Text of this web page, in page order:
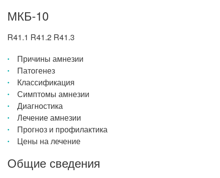
МКБ-10
R41.1 R41.2 R41.3
Причины амнезии
Патогенез
Классификация
Симптомы амнезии
Диагностика
Лечение амнезии
Прогноз и профилактика
Цены на лечение
Общие сведения